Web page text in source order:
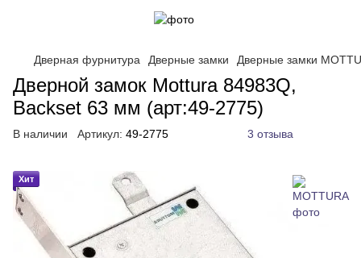
Дверная фурнитура Дверные замки Дверные замки
Дверной замок Mottura 84983Q,
Backset 63 мм (арт:49-2775)
В наличии Артикул: 49-2775 3 отзыва
Хит